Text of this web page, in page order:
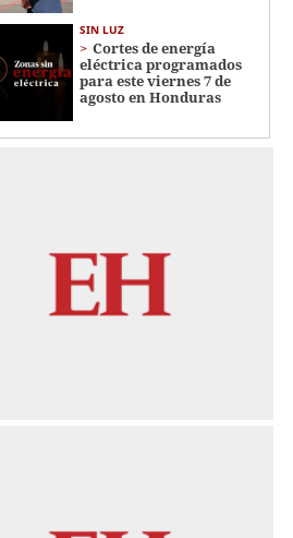
SIN LUZ
Cortes de energía
eléctrica programados
para este viernes 7 de
agosto en Honduras